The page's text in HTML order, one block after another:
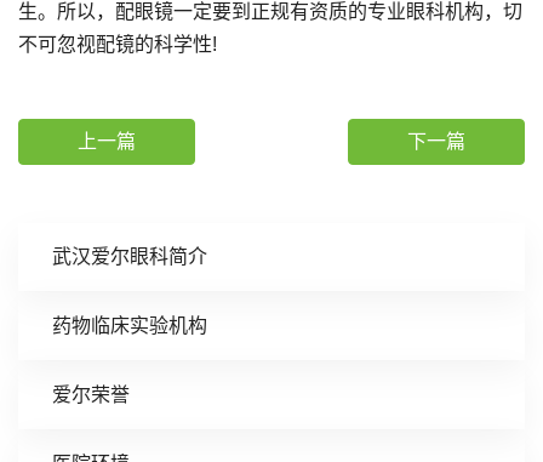
武汉爱尔眼科简介
药物临床实验机构
爱尔荣誉
生。所以，配眼镜一定要到正规有资质的专业眼科机构，切
不可忽视配镜的科学性!
上一篇 下一篇